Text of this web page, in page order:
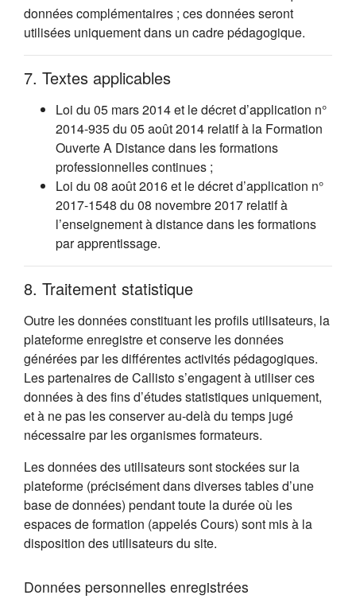
données complémentaires ; ces données seront
utilisées uniquement dans un cadre pédagogique.
7. Textes applicables
Loi du 05 mars 2014 et le décret d’application n°
2014-935 du 05 août 2014 relatif à la Formation
Ouverte A Distance dans les formations
professionnelles continues ;
Loi du 08 août 2016 et le décret d’application n°
2017-1548 du 08 novembre 2017 relatif à
l’enseignement à distance dans les formations
par apprentissage.
8. Traitement statistique
Outre les données constituant les profils utilisateurs, la
plateforme enregistre et conserve les données
générées par les différentes activités pédagogiques.
Les partenaires de Callisto s’engagent à utiliser ces
données à des fins d’études statistiques uniquement,
et à ne pas les conserver au-delà du temps jugé
nécessaire par les organismes formateurs.
Les données des utilisateurs sont stockées sur la
plateforme (précisément dans diverses tables d’une
base de données) pendant toute la durée où les
espaces de formation (appelés Cours) sont mis à la
disposition des utilisateurs du site.
Données personnelles enregistrées